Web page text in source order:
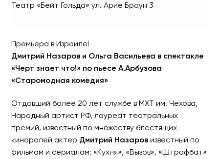
ВАСИЛЬЕВА
По пьесе А.Арбузова
Театр «Бейт Гольда» ул. Арие Браун 3
Премьера в Израиле!
Дмитрий Назаров и Ольга Васильева в спектакле
«Черт знает что!» по пьесе А.Арбузова
«Cтаромодная комедия»
Отдавший более 20 лет службе в МХТ им. Чехова,
Народный артист РФ, лауреат театральных
премий, известный по множеству блестящих
киноролей актер Дмитрий Назаровизвестный по
фильмам и сериалам: «Кухня», «Вызов», «Штрафбат»